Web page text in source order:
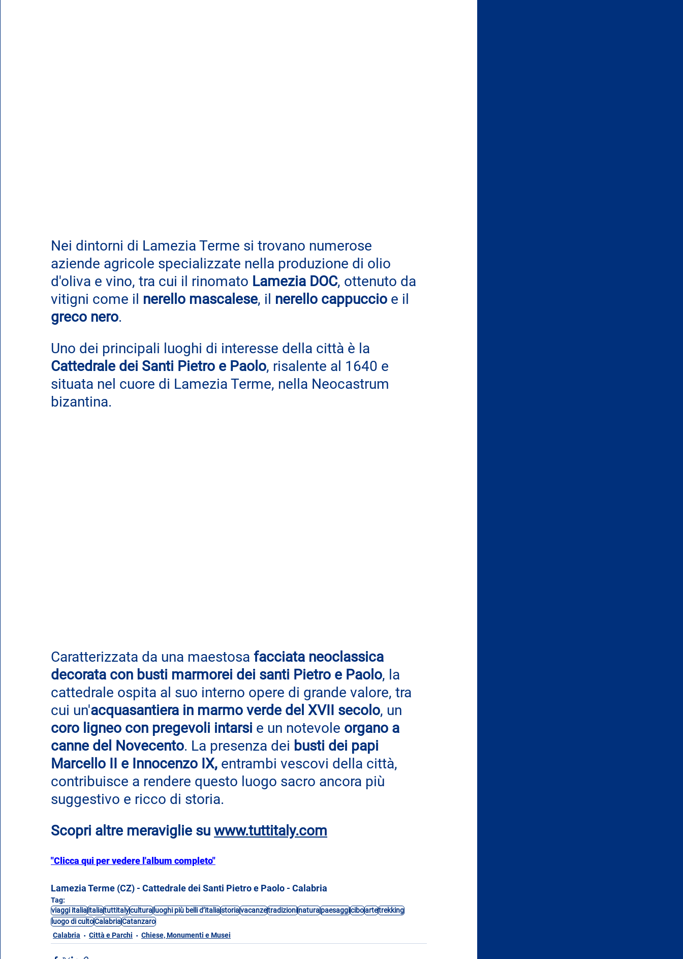
Nei dintorni di Lamezia Terme si trovano numerose
aziende agricole specializzate nella produzione di olio
d'oliva e vino, tra cui il rinomato Lamezia DOC, ottenuto da
vitigni come il nerello mascalese, il nerello cappuccio e il
greco nero.
Uno dei principali luoghi di interesse della città è la
Cattedrale dei Santi Pietro e Paolo, risalente al 1640 e
situata nel cuore di Lamezia Terme, nella Neocastrum
bizantina.
Caratterizzata da una maestosa facciata neoclassica
decorata con busti marmorei dei santi Pietro e Paolo, la
cattedrale ospita al suo interno opere di grande valore, tra
cui un'acquasantiera in marmo verde del XVII secolo, un
coro ligneo con pregevoli intarsi e un notevole organo a
canne del Novecento. La presenza dei busti dei papi
Marcello II e Innocenzo IX, entrambi vescovi della città,
contribuisce a rendere questo luogo sacro ancora più
suggestivo e ricco di storia.
Scopri altre meraviglie su www.tuttitaly.com
"Clicca qui per vedere l'album completo"
Lamezia Terme (CZ) - Cattedrale dei Santi Pietro e Paolo - Calabria
Tag:
viaggi italiaitaliatuttitalyculturaluoghi più belli d’italiastoriavacanzetradizioninaturapaesaggiciboartetrekking
luogo di cultoCalabriaCatanzaro
Calabria
Città e Parchi Chiese, Monumenti e Musei